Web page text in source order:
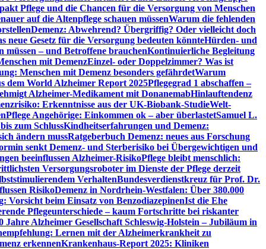
Pflege und die Chancen für die Versorgung von Menschen
auf die Altenpflege schauen müssenWarum die fehlenden
Demenz: Abwehrend? Übergriffig? Oder vielleicht doch
neue Gesetz für die Versorgung bedeuten könnteHürden- und
– und Betroffene brauchenKontinuierliche Begleitung
mit DemenzEinzel- oder Doppelzimmer? Was ist
Menschen mit Demenz besonders gefährdetWarum
dem World Alzheimer Report 2025Pflegegrad 1 abschaffen –
Alzheimer-Medikament mit DonanemabHinlauftendenz
Erkenntnisse aus der UK-Biobank-StudieWelt-
Pflege Angehörige: Einkommen ok – aber überlastetSamuel L.
zum SchlussKindheitserfahrungen und Demenz:
ändern mussRatgeberbuch Demenz: neues aus Forschung
senkt Demenz- und Sterberisiko bei Übergewichtigen und
beeinflussen Alzheimer-RisikoPflege bleibt menschlich:
Versorgungsroboter im Dienste der Pflege derzeit
VerhaltenBundesverdienstkreuz für Prof. Dr.
RisikoDemenz in Nordrhein-Westfalen: Über 380.000
Vorsicht beim Einsatz von BenzodiazepinenIst die Ehe
Pflegeunterschiede – kaum Fortschritte bei riskanter
Jahre Alzheimer Gesellschaft Schleswig-Holstein – Jubiläum in
Lernen mit der Alzheimerkrankheit zu
erkennenKrankenhaus-Report 2025: Kliniken